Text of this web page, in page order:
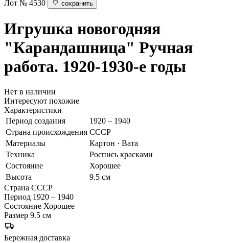
Лот № 4530 сохранить
Игрушка новогодняя
"Карандашница" Ручная
работа. 1920-1930-е годы
Нет в наличии
Интересуют похожие
Характеристики
Период создания
1920 – 1940
Страна происхождения СССР
Материалы
Картон · Вата
Техника
Роспись красками
Состояние
Хорошее
Высота
9.5 см
Страна СССР
Период 1920 – 1940
Состояние Хорошее
Размер 9.5 см
Бережная доставка